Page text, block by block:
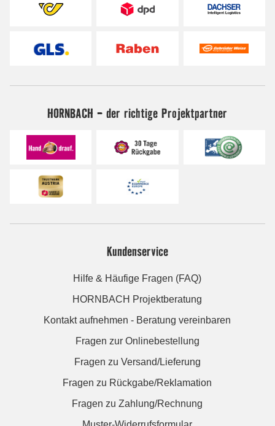
HORNBACH - der richtige Projektpartner
Kundenservice
Hilfe & Häufige Fragen (FAQ)
HORNBACH Projektberatung
Kontakt aufnehmen - Beratung vereinbaren
Fragen zur Onlinebestellung
Fragen zu Versand/Lieferung
Fragen zu Rückgabe/Reklamation
Fragen zu Zahlung/Rechnung